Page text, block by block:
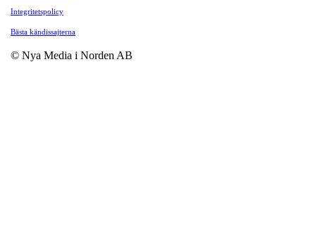
Integritetspolicy
Bästa kändissajterna
© Nya Media i Norden AB